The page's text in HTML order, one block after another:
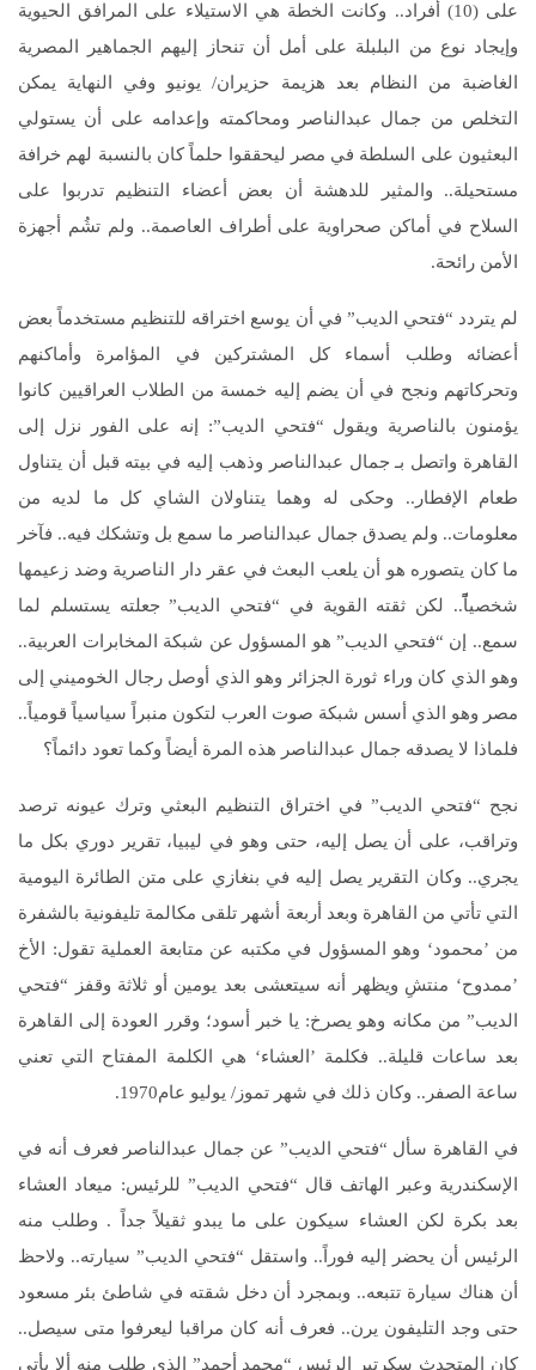
على ‏(10)‏ أفراد‏..‏ وكانت الخطة هي الاستيلاء على المرافق الحيوية
وإيجاد نوع من البلبلة على أمل أن تنحاز إليهم الجماهير المصرية
الغاضبة من النظام بعد هزيمة حزيران/ يونيو وفي النهاية يمكن
التخلص من جمال عبدالناصر ومحاكمته وإعدامه على أن يستولي
البعثيون على السلطة في مصر ليحققوا حلماً كان بالنسبة لهم خرافة
مستحيلة‏..‏ والمثير للدهشة أن بعض أعضاء التنظيم تدربوا على
السلاح في أماكن صحراوية على أطراف العاصمة‏..‏ ولم تشُم أجهزة
الأمن رائحة‏.‏
لم يتردد “فتحي الديب” في أن يوسع اختراقه للتنظيم مستخدماً بعض
أعضائه وطلب أسماء كل المشتركين في المؤامرة وأماكنهم
وتحركاتهم ونجح في أن يضم إليه خمسة من الطلاب العراقيين كانوا
يؤمنون بالناصرية ويقول “فتحي الديب‏”:‏ إنه على الفور نزل إلى
القاهرة واتصل بـ جمال عبدالناصر وذهب إليه في بيته قبل أن يتناول
طعام الإفطار‏..‏ وحكى له وهما يتناولان الشاي كل ما لديه من
معلومات‏..‏ ولم يصدق جمال عبدالناصر ما سمع بل وتشكك فيه‏..‏ فآخر
ما كان يتصوره هو أن يلعب البعث في عقر دار الناصرية وضد زعيمها
شخصياً‏ًًً..‏ لكن ثقته القوية في “فتحي الديب” جعلته يستسلم لما
سمع‏..‏ إن “فتحي الديب” هو المسؤول عن شبكة المخابرات العربية‏..‏
وهو الذي كان وراء ثورة الجزائر وهو الذي أوصل رجال الخوميني إلى
مصر وهو الذي أسس شبكة صوت العرب لتكون منبراً سياسياً قومياً‏..‏
فلماذا لا يصدقه جمال عبدالناصر هذه المرة أيضاً وكما تعود دائماً؟
نجح “فتحي الديب” في اختراق التنظيم البعثي وترك عيونه ترصد
وتراقب، على أن يصل إليه، حتى وهو في ليبيا، تقرير دوري بكل ما
يجري‏..‏ وكان التقرير يصل إليه في بنغازي على متن الطائرة اليومية
التي تأتي من القاهرة وبعد أربعة أشهر تلقى مكالمة تليفونية بالشفرة
من ’محمود‘ وهو المسؤول في مكتبه عن متابعة العملية تقول‏:‏ الأخ
’ممدوح‘ منتشِ ويظهر أنه سيتعشى بعد يومين أو ثلاثة وقفز “فتحي
الديب” من مكانه وهو يصرخ‏:‏ يا خبر أسود؛ وقرر العودة إلى القاهرة
بعد ساعات قليلة‏..‏ فكلمة ’العشاء‘ هي الكلمة المفتاح التي تعني
ساعة الصفر‏..‏ وكان ذلك في شهر تموز/ يوليو عام‏1970.‏
في القاهرة سأل “فتحي الديب” عن جمال عبدالناصر فعرف أنه في
الإسكندرية وعبر الهاتف قال “فتحي الديب” للرئيس‏:‏ ميعاد العشاء
بعد بكرة لكن العشاء سيكون على ما يبدو ثقيلاً جداً .‏ وطلب منه
الرئيس أن يحضر إليه فوراً‏..‏ واستقل “فتحي الديب” سيارته‏..‏ ولاحظ
أن هناك سيارة تتبعه‏..‏ وبمجرد أن دخل شقته في شاطئ بئر مسعود
حتى وجد التليفون يرن‏..‏ فعرف أنه كان مراقبا ليعرفوا متى سيصل‏..‏
كان المتحدث سكرتير الرئيس “محمد أحمد” الذي طلب منه ألا يأتي